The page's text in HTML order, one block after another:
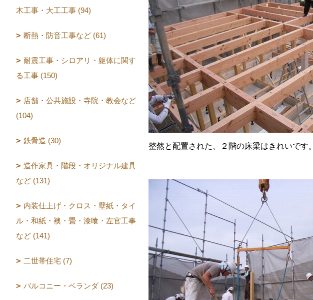
整然と配置された、２階の床梁はきれいです。
木工事・大工工事 (94)
断熱・防音工事など (61)
耐震工事・シロアリ・躯体に関す
る工事 (150)
店舗・公共施設・寺院・教会など
(104)
鉄骨造 (30)
造作家具・階段・オリジナル建具
など (131)
内装仕上げ・クロス・壁紙・タイ
ル・和紙・襖・畳・漆喰・左官工事
など (141)
二世帯住宅 (7)
バルコニー・ベランダ (23)